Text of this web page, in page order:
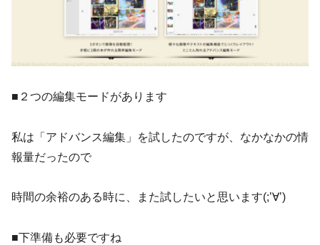
■２つの編集モードがあります
私は「アドバンス編集」を試したのですが、なかなかの情
報量だったので
時間の余裕のある時に、また試したいと思います(;’∀’)
■下準備も必要ですね